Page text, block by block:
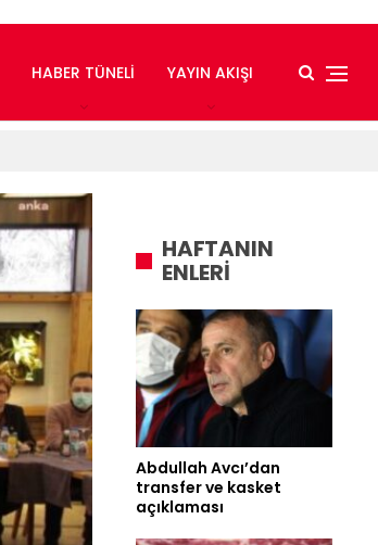
HABER TÜNELI YAYIN AKIŞI
HAFTANIN
ENLERİ
Abdullah Avcı’dan
transfer ve kasket
açıklaması